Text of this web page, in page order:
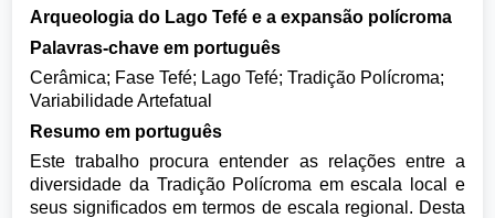
Arqueologia do Lago Tefé e a expansão polícroma
Palavras-chave em português
Cerâmica; Fase Tefé; Lago Tefé; Tradição Polícroma;
Variabilidade Artefatual
Resumo em português
Este trabalho procura entender as relações entre a
diversidade da Tradição Polícroma em escala local e
seus significados em termos de escala regional. Desta